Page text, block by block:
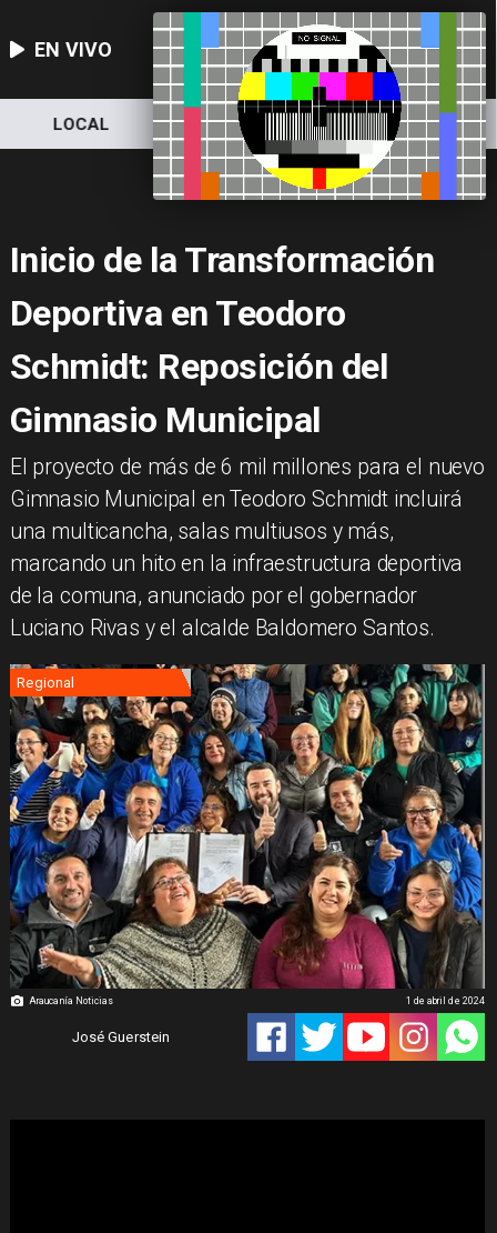
EN VIVO
LOCAL NACIONAL DEPORTES
Inicio de la Transformación
Deportiva en Teodoro
Schmidt: Reposición del
Gimnasio Municipal
​El proyecto de más de 6 mil millones para el nuevo
Gimnasio Municipal en Teodoro Schmidt incluirá
una multicancha, salas multiusos y más,
marcando un hito en la infraestructura deportiva
de la comuna, anunciado por el gobernador
Luciano Rivas y el alcalde Baldomero Santos.
Araucanía Noticias
Regional
José Guerstein
1 de abril de 2024